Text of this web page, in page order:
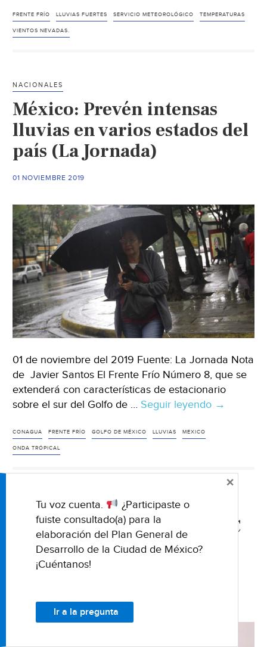
frío
lluvias
fuertes
y
nevadas
FRENTE FRÍO LLUVIAS FUERTES SERVICIO METEOROLÓGICO TEMPERATURAS
VIENTOS NEVADAS.
NACIONALES
México: Prevén intensas
lluvias en varios estados del
país (La Jornada)
01 NOVIEMBRE 2019
01 de noviembre del 2019 Fuente: La Jornada Nota
de Javier Santos El Frente Frío Número 8, que se
extenderá con características de estacionario
sobre el sur del Golfo de … Seguir leyendo México:
varios
→
CONAGUA FRENTE FRÍO GOLFO DE MÉXICO LLUVIAS MEXICO
ONDA TRÓPICAL
NACIONALES
México: CONAGUA y CNPC
prevén lluvias y frente frío
número 5 (mvs noticias)
Tu voz cuenta.
¿Participaste o
fuiste consultado(a) para la
elaboración del Plan General de
Desarrollo de la Ciudad de México?
¡Cuéntanos!
Ir a la pregunta
×